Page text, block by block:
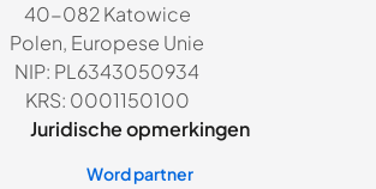
40-082 Katowice
Polen, Europese Unie
NIP: PL6343050934
KRS: 0001150100
Juridische opmerkingen
Word partner